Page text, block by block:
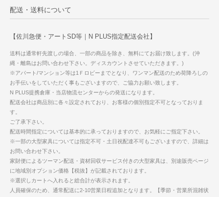
配送・送料について
【佐川急便・アートSD等｜N PLUS指定配送会社】
送料は通常軒先渡しの場合、一部の商品を除き、無料にてお届け致します。(沖
縄・離島はお問い合わせ下さい。ディスカウントさせていただきます。)
※アパート/マンション等は1Ｆロビーまでとなり、ワンマン配送のため荷降ろしの
お手伝いをしていただく事もございますので、ご協力お願い致します。
N PLUS提携倉庫・当店物流センターからの発送になります。
配送会社は商品別に各々設定されており、お客様の個別指定不可となっておりま
す。
ご了承下さい。
配送時間指定については基本的に承っておりますので、お気軽にご指定下さい。
※一部の大型家具については指定不可・土日祝配達不可もございますので、詳細は
お問い合わせ下さい。
家財便によるツーマン配送・資材回収サービス付きの大型家具は、別途販売ページ
に地域別オプション価格【税抜】が記載されております。
※選択しカートへ入れると総合計が表示されます。
人員確保のため、通常配送に2-10営業日程追加となります。【季節・営業所混雑状